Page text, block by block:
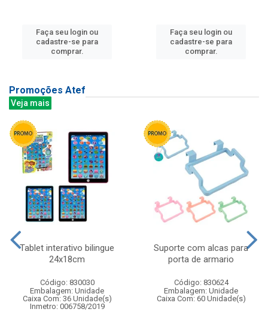
Faça seu login ou
cadastre-se para
comprar.
Faça seu login ou
cadastre-se para
comprar.
Promoções Atef
Veja mais
Tablet interativo bilingue
24x18cm
Código: 830030
Embalagem: Unidade
Caixa Com: 36 Unidade(s)
Inmetro: 006758/2019
Suporte com alcas para
porta de armario
Código: 830624
Embalagem: Unidade
Caixa Com: 60 Unidade(s)